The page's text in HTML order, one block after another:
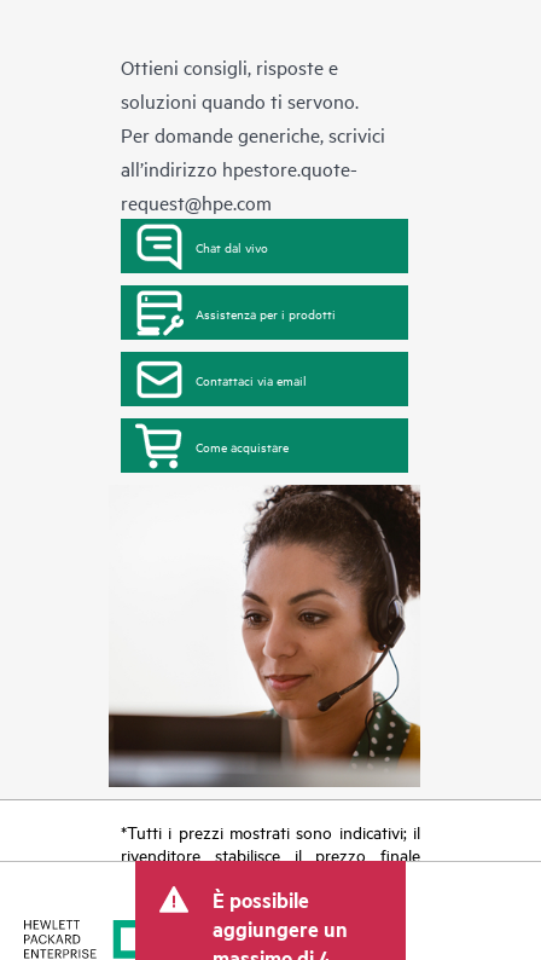
Ottieni consigli, risposte e
soluzioni quando ti servono.
Per domande generiche, scrivici
all’indirizzo hpestore.quote-
request@hpe.com
Chat dal vivo
Assistenza per i prodotti
Contattaci via email
Come acquistare
*Tutti i prezzi mostrati sono indicativi; il
rivenditore stabilisce il prezzo finale
costi, come le imposte sulla vendita/IVA
e le spese di spedizione. Il prezzo della
transazione stabilito dal rivenditore può
È possibile
aggiungere un